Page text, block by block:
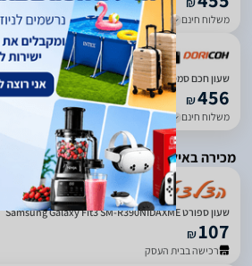
משלוח חינם עד 5 ימי עסקים
5
28
שעון חכם סמסונג Samsung Galaxy Fit 3 Pink GOLD C000000756
₪456
משלוח חינם עד 5 ימי עסקים
מכירה באילת בלבד
4.84
(
2754
)
שעון ספורט Samsung Galaxy Fit3 SM-R390NIDAXME
₪107
רכישה בבית העסק